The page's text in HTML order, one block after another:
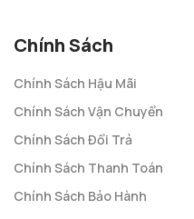
Chính Sách
Chính Sách Hậu Mãi
Chính Sách Vận Chuyển
Chính Sách Đổi Trả
Chính Sách Thanh Toán
Chính Sách Bảo Hành